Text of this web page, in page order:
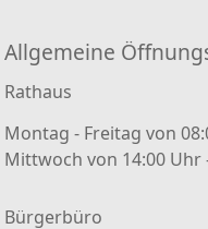
Allgemeine
Rathaus
Montag - Freitag von
Mittwoch von 14:00 Uhr
Bürgerbüro